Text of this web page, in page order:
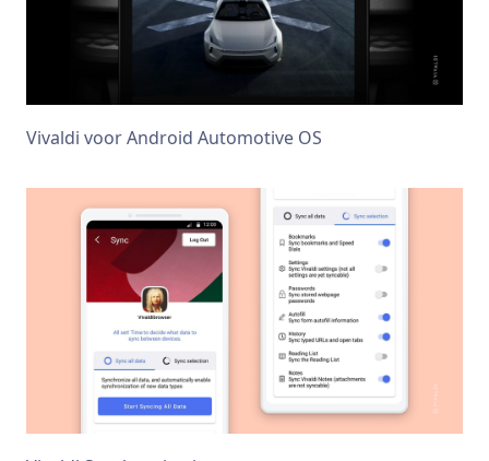
Vivaldi voor Android Automotive OS